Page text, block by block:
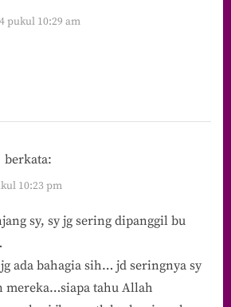
pukul 10:29 am
berkata:
10:23 pm
sy, sy jg sering dipanggil bu
ada bahagia sih… jd seringnya sy
mereka…siapa tahu Allah